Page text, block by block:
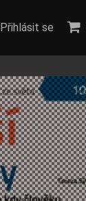
Přihlásit se